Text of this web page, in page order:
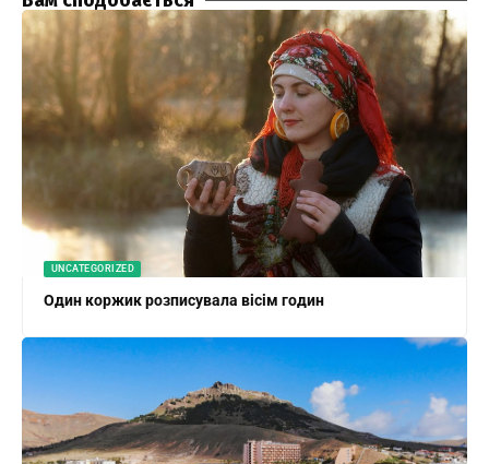
UNCATEGORIZED
Один коржик розписувала вісім годин